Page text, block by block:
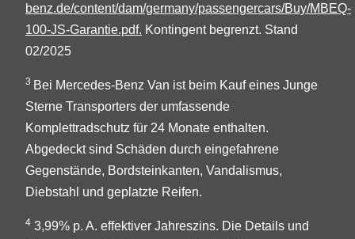
benz.de/content/dam/germany/passengercars/Buy/MBEQ-
100-JS-Garantie.pdf. Kontingent begrenzt. Stand
02/2025
3 Bei Mercedes-Benz Van ist beim Kauf eines Junge
Sterne Transporters der umfassende
Komplettradschutz für 24 Monate enthalten.
Abgedeckt sind Schäden durch eingefahrene
Gegenstände, Bordsteinkanten, Vandalismus,
Diebstahl und geplatzte Reifen.
4 3,99% p. A. effektiver Jahreszins. Die Details und